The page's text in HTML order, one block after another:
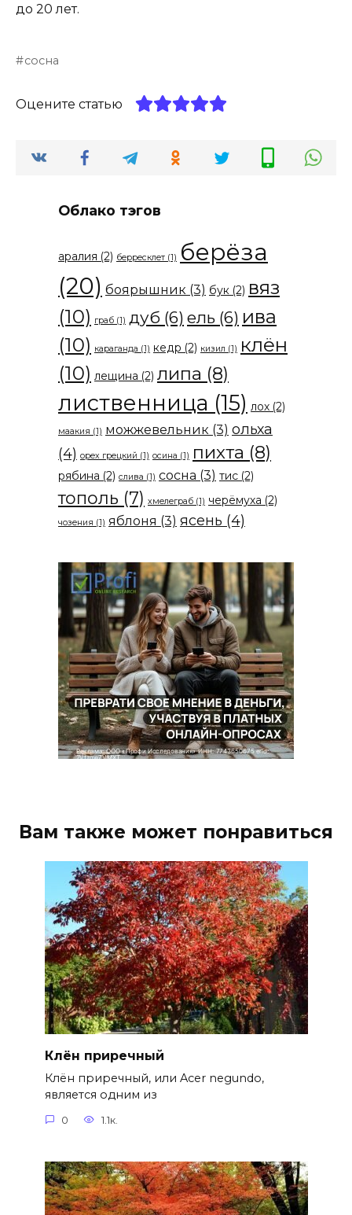
до 20 лет.
сосна
Оцените статью
Облако тэгов
аралия (2) берресклет (1) берёза
(20) боярышник (3) бук (2) вяз
(10) граб (1) дуб (6) ель (6) ива
(10) караганда (1) кедр (2) кизил (1) клён
(10) лещина (2) липа (8)
лиственница (15) лох (2)
маакия (1) можжевельник (3) ольха
(4) орех грецкий (1) осина (1) пихта (8)
рябина (2) слива (1) сосна (3) тис (2)
тополь (7) хмелеграб (1) черёмуха (2)
чозения (1) яблоня (3) ясень (4)
Вам также может понравиться
Клён приречный
Клён приречный, или Acer negundo,
является одним из
0 1.1к.